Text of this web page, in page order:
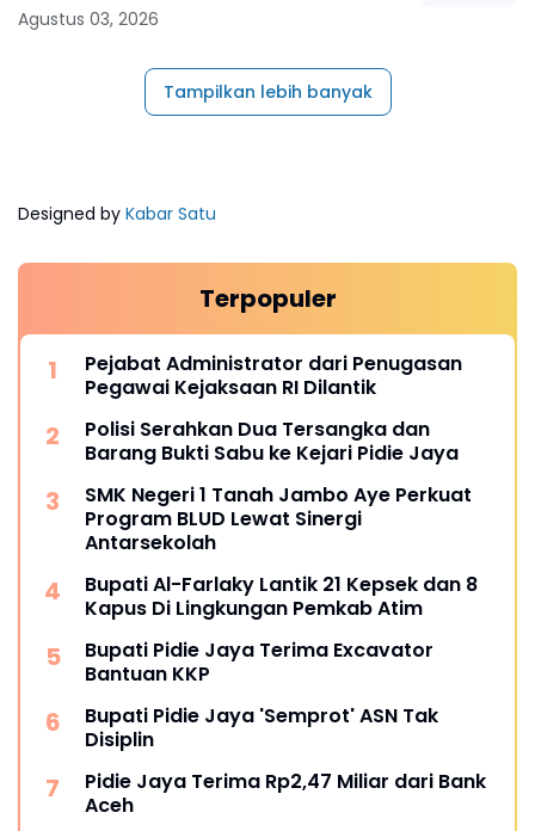
Agustus 03, 2026
Tampilkan lebih banyak
Designed by Kabar Satu
Terpopuler
Pejabat Administrator dari Penugasan
Pegawai Kejaksaan RI Dilantik
Polisi Serahkan Dua Tersangka dan
Barang Bukti Sabu ke Kejari Pidie Jaya
SMK Negeri 1 Tanah Jambo Aye Perkuat
Program BLUD Lewat Sinergi
Antarsekolah
Bupati Al-Farlaky Lantik 21 Kepsek dan 8
Kapus Di Lingkungan Pemkab Atim
Bupati Pidie Jaya Terima Excavator
Bantuan KKP
Bupati Pidie Jaya 'Semprot' ASN Tak
Disiplin
Pidie Jaya Terima Rp2,47 Miliar dari Bank
Aceh